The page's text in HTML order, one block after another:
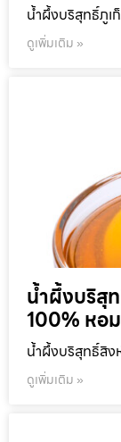
น้ำผึ้งบริสุทธิ์ภูเ
ดูเพิ่มเติม »
น้ำผึ้งบริสุ
100% หอ
น้ำผึ้งบริสุทธิ์สิง
ดูเพิ่มเติม »